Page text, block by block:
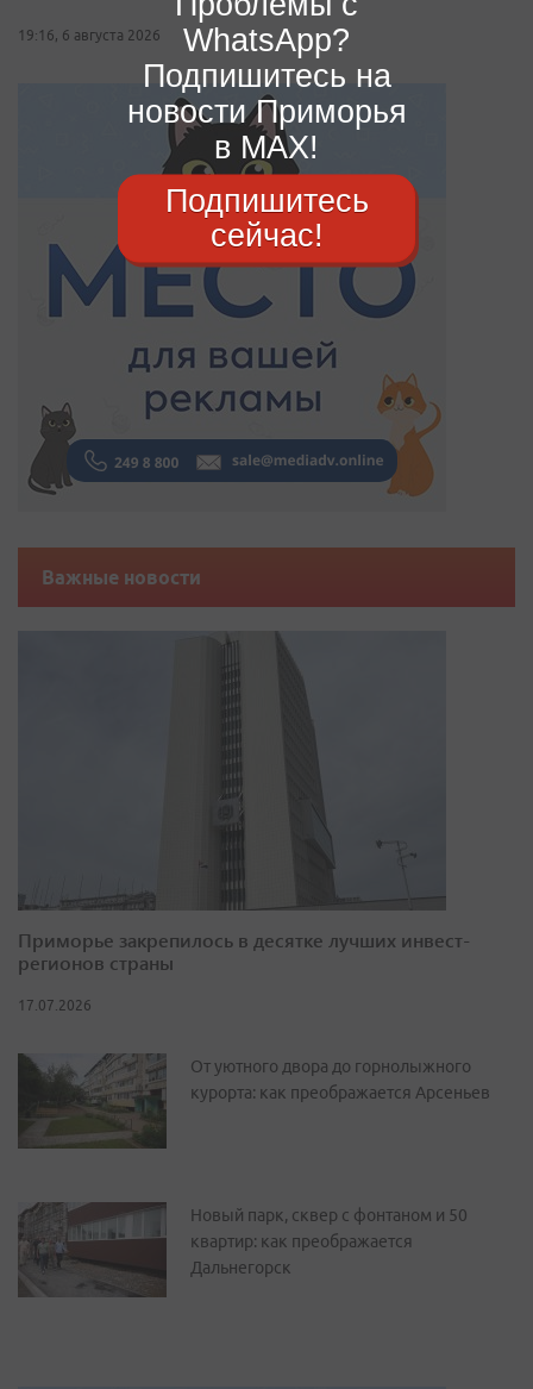
19:16, 6 августа 2026
Важные новости
Приморье закрепилось в десятке лучших инвест-
регионов страны
17.07.2026
От уютного двора до горнолыжного
курорта: как преображается Арсеньев
Новый парк, сквер с фонтаном и 50
квартир: как преображается
Дальнегорск
WhatsApp?
Подпишитесь на
новости Приморья
в MAX!
Подпишитесь
сейчас!